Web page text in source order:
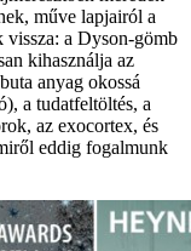
műve lapjairól a
vissza: a Dyson-gömb
kihasználja az
anyag okossá
a tudatfeltöltés, a
az exocortex, és
eddig fogalmunk